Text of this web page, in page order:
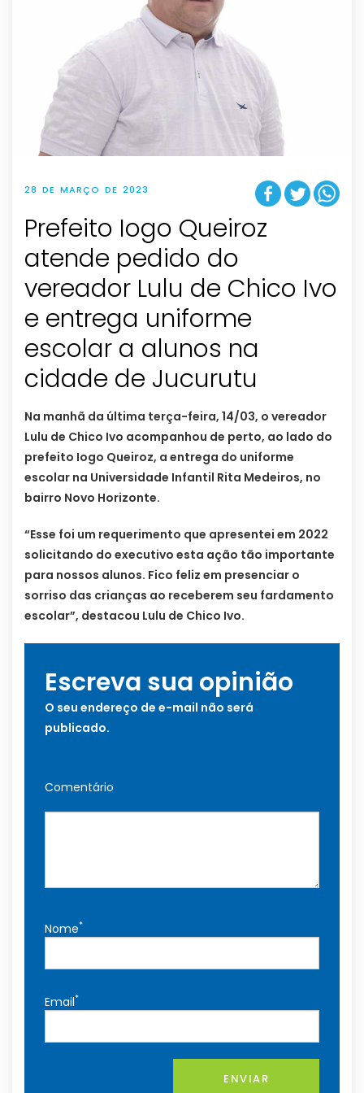
28 DE MARÇO DE 2023
Prefeito Iogo Queiroz
atende pedido do
vereador Lulu de Chico Ivo
e entrega uniforme
escolar a alunos na
cidade de Jucurutu
Na manhã da última terça-feira, 14/03, o vereador
Lulu de Chico Ivo acompanhou de perto, ao lado do
prefeito Iogo Queiroz, a entrega do uniforme
escolar na Universidade Infantil Rita Medeiros, no
bairro Novo Horizonte.
“Esse foi um requerimento que apresentei em 2022
solicitando do executivo esta ação tão importante
para nossos alunos. Fico feliz em presenciar o
sorriso das crianças ao receberem seu fardamento
escolar”, destacou Lulu de Chico Ivo.
Escreva sua opinião
O seu endereço de e-mail não será
publicado.
Comentário
Nome*
Email*
ENVIAR